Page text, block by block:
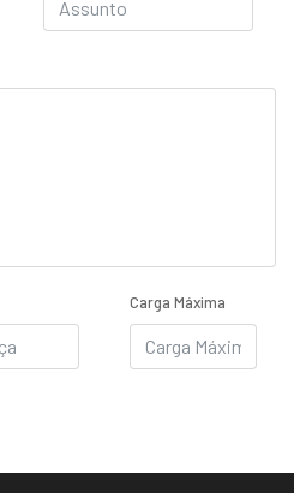
Carga Máxima